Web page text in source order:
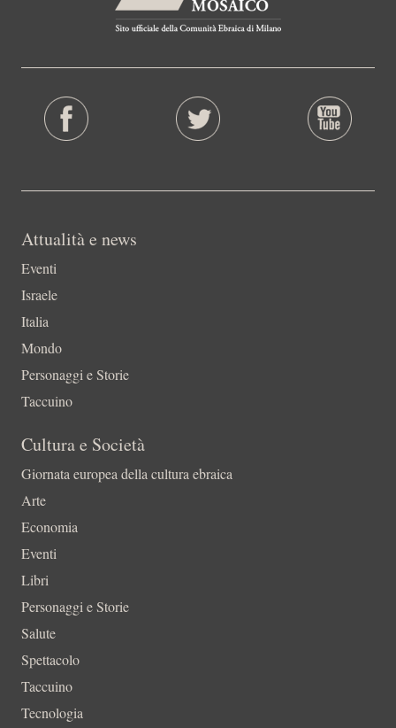
Attualità e news
Eventi
Israele
Italia
Mondo
Personaggi e Storie
Taccuino
Cultura e Società
Giornata europea della cultura ebraica
Arte
Economia
Eventi
Libri
Personaggi e Storie
Salute
Spettacolo
Taccuino
Tecnologia